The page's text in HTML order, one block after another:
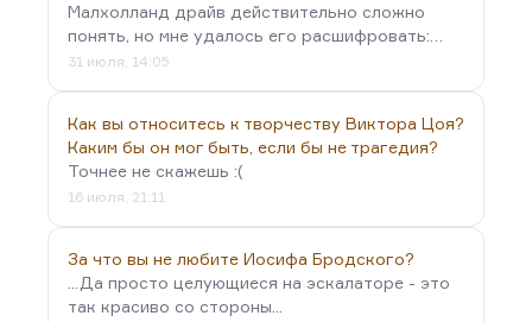
Малхолланд драйв действительно сложно
понять, но мне удалось его расшифровать:…
31 июля, 14:05
Как вы относитесь к творчеству Виктора Цоя?
Каким бы он мог быть, если бы не трагедия?
Точнее не скажешь :(
16 июля, 21:11
За что вы не любите Иосифа Бродского?
...Да просто целующиеся на эскалаторе - это
так красиво со стороны...